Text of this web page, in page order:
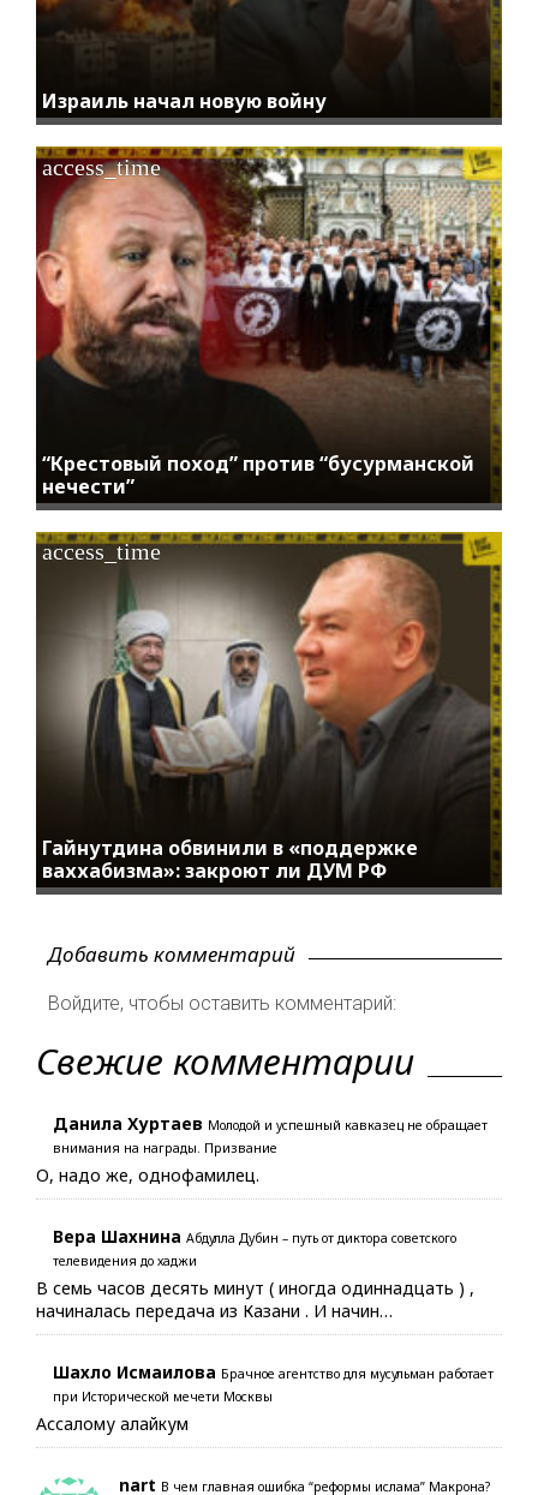
Израиль начал новую войну
“Крестовый поход” против “бусурманской
нечести”
access_time
Гайнутдина обвинили в «поддержке
ваххабизма»: закроют ли ДУМ РФ
access_time
Добавить комментарий
Войдите, чтобы оставить комментарий:
Свежие комментарии
Данила Хуртаев Молодой и успешный кавказец не обращает
внимания на награды. Призвание
О, надо же, однофамилец.
Вера Шахнина Абдулла Дубин – путь от диктора советского
телевидения до хаджи
В семь часов десять минут ( иногда одиннадцать ) ,
начиналась передача из Казани . И начин…
Шахло Исмаилова Брачное агентство для мусульман работает
при Исторической мечети Москвы
Ассалому алайкум
nart В чем главная ошибка “реформы ислама” Макрона?